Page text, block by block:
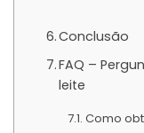
Conclusão
FAQ –
leite
Como